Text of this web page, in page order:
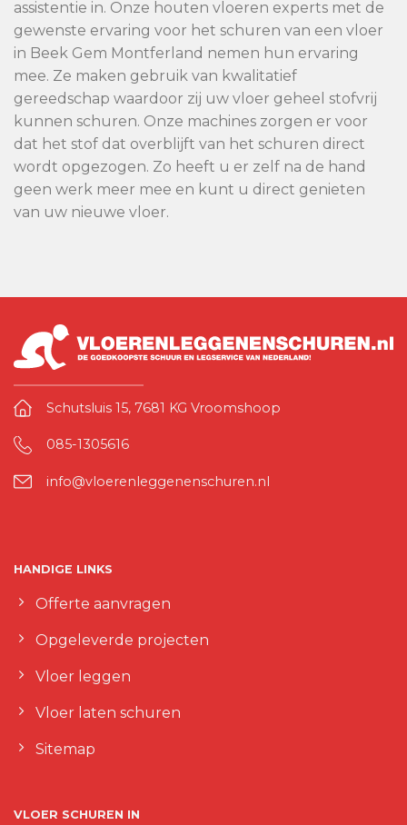
assistentie in. Onze houten vloeren experts met de
gewenste ervaring voor het schuren van een vloer
in Beek Gem Montferland nemen hun ervaring
mee. Ze maken gebruik van kwalitatief
gereedschap waardoor zij uw vloer geheel stofvrij
kunnen schuren. Onze machines zorgen er voor
dat het stof dat overblijft van het schuren direct
wordt opgezogen. Zo heeft u er zelf na de hand
geen werk meer mee en kunt u direct genieten
van uw nieuwe vloer.
Schutsluis 15, 7681 KG Vroomshoop
085-1305616
info@vloerenleggenenschuren.nl
HANDIGE LINKS
Offerte aanvragen
Opgeleverde projecten
Vloer leggen
Vloer laten schuren
Sitemap
VLOER SCHUREN IN